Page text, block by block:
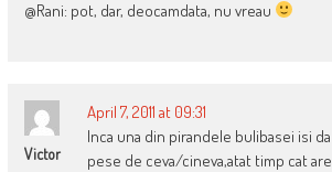
@Rani: pot, dar, deocamdata, nu vreau
Victor
April 7, 2011 at 09:31
Inca una din pirandele bulibasei isi
pese de ceva/cineva,atat timp cat